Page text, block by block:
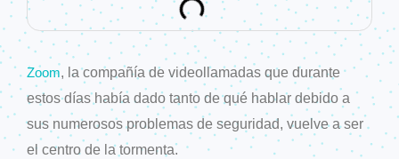
Zoom, la compañía de videollamadas que durante
estos días había dado tanto de qué hablar debido a
sus numerosos problemas de seguridad, vuelve a ser
el centro de la tormenta.